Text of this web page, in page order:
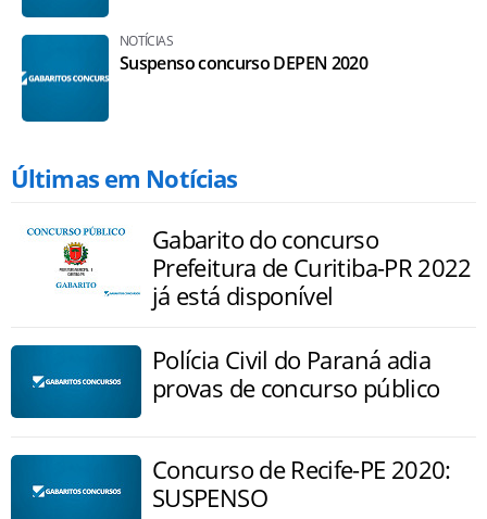
NOTÍCIAS
Suspenso concurso DEPEN 2020
Últimas em Notícias
Gabarito do concurso
Prefeitura de Curitiba-PR 2022
já está disponível
Polícia Civil do Paraná adia
provas de concurso público
Concurso de Recife-PE 2020:
SUSPENSO